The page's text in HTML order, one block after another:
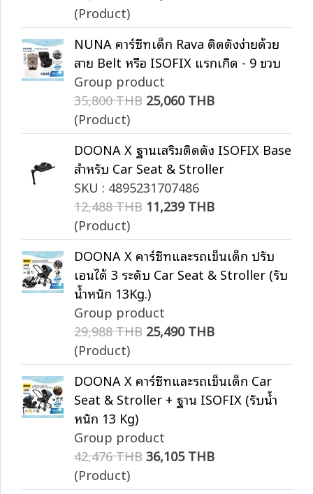
(Product)
NUNA คาร์ซีทเด็ก Rava ติดตั้งง่ายด้วย
สาย Belt หรือ ISOFIX แรกเกิด - 9 ขวบ
Group product
35,800 THB 25,060 THB
(Product)
DOONA X ฐานเสริมติดตั้ง ISOFIX Base
สำหรับ Car Seat & Stroller
SKU : 4895231707486
12,488 THB 11,239 THB
(Product)
DOONA X คาร์ซีทและรถเข็นเด็ก ปรับ
เอนได้ 3 ระดับ Car Seat & Stroller (รับ
น้ำหนัก 13Kg.)
Group product
29,988 THB 25,490 THB
(Product)
DOONA X คาร์ซีทและรถเข็นเด็ก Car
Seat & Stroller + ฐาน ISOFIX (รับน้ำ
หนัก 13 Kg)
Group product
42,476 THB36,105 THB
(Product)